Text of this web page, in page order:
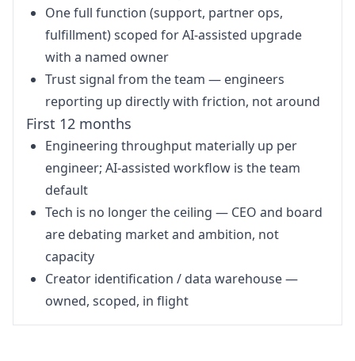
One full function (support, partner ops,
fulfillment) scoped for AI-assisted upgrade
with a named owner
Trust signal from the team — engineers
reporting up directly with friction, not around
First 12 months
Engineering throughput materially up per
engineer; AI-assisted workflow is the team
default
Tech is no longer the ceiling — CEO and board
are debating market and ambition, not
capacity
Creator identification / data warehouse —
owned, scoped, in flight